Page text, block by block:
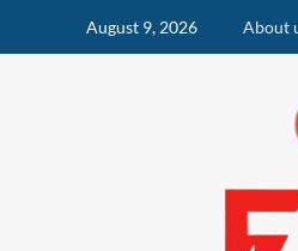
August 9, 2026 About